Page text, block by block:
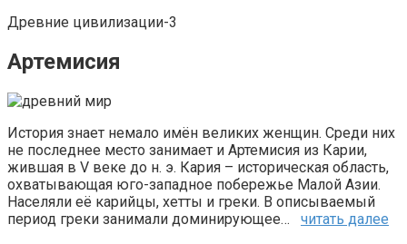
Древние цивилизации-3
Артемисия
История знает немало имён великих женщин. Среди них
не последнее место занимает и Артемисия из Карии,
жившая в V веке до н. э. Кария – историческая область,
охватывающая юго-западное побережье Малой Азии.
Населяли её карийцы, хетты и греки. В описываемый
период греки занимали доминирующее… читать далее